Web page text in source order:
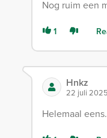
Nog ruim een
1
Hnkz
22 juli
Helemaal eens.